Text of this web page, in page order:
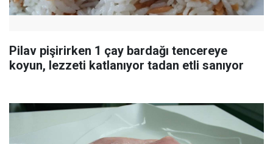
Pilav pişirirken 1 çay bardağı tencereye
koyun, lezzeti katlanıyor tadan etli sanıyor